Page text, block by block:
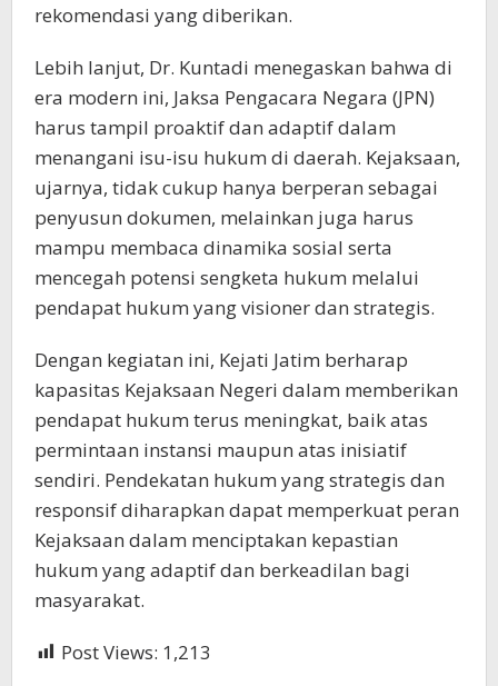
rekomendasi yang diberikan.
Lebih lanjut, Dr. Kuntadi menegaskan bahwa di
era modern ini, Jaksa Pengacara Negara (JPN)
harus tampil proaktif dan adaptif dalam
menangani isu-isu hukum di daerah. Kejaksaan,
ujarnya, tidak cukup hanya berperan sebagai
penyusun dokumen, melainkan juga harus
mampu membaca dinamika sosial serta
mencegah potensi sengketa hukum melalui
pendapat hukum yang visioner dan strategis.
Dengan kegiatan ini, Kejati Jatim berharap
kapasitas Kejaksaan Negeri dalam memberikan
pendapat hukum terus meningkat, baik atas
permintaan instansi maupun atas inisiatif
sendiri. Pendekatan hukum yang strategis dan
responsif diharapkan dapat memperkuat peran
Kejaksaan dalam menciptakan kepastian
hukum yang adaptif dan berkeadilan bagi
masyarakat.
Post Views: 1,213